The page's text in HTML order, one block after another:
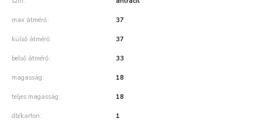
max átmérő 37
külső átmérő 37
belső átmérő 33
magasság 18
teljes magasság 18
db/karton 1